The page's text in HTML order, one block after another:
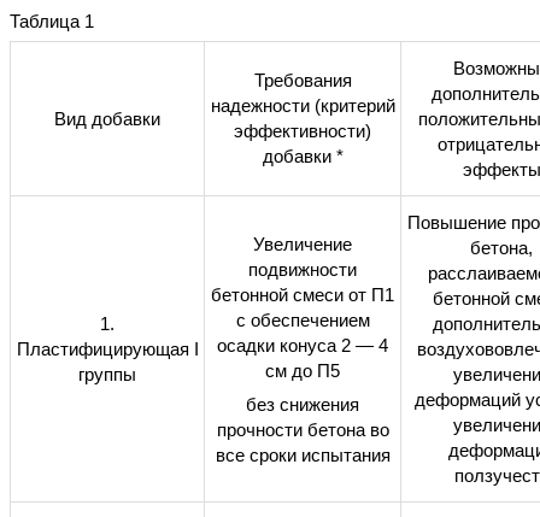
Таблица 1
Вид добавки
Требования
надежности (критерий
эффективности)
добавки *
эффекты
1.
Пластифицирующая I
группы
Увеличение
подвижности
бетонной смеси от П1
с обеспечением
осадки конуса 2 — 4
см до П5
без снижения
прочности бетона во
все сроки испытания
Повышение
бетона,
бетонной
деформаций